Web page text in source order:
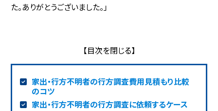
た。ありがとうございました。」
家出・行方不明者の行方調査費用見積もり比較
のコツ
家出・行方不明者の行方調査に依頼するケース